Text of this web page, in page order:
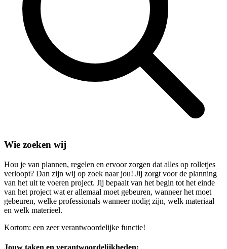
Wie zoeken wij
Hou je van plannen, regelen en ervoor zorgen dat alles op rolletjes
verloopt? Dan zijn wij op zoek naar jou! Jij zorgt voor de planning
van het uit te voeren project. Jij bepaalt van het begin tot het einde
van het project wat er allemaal moet gebeuren, wanneer het moet
gebeuren, welke professionals wanneer nodig zijn, welk materiaal
en welk materieel.
Kortom: een zeer verantwoordelijke functie!
Jouw taken en verantwoordelijkheden: